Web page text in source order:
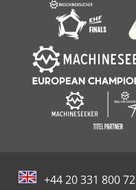
+44 20 331 800 72